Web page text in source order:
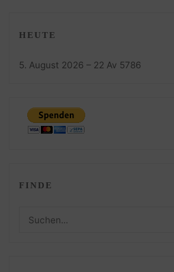
HEUTE
5. August 2026 – 22 Av 5786
FINDE
Suchen